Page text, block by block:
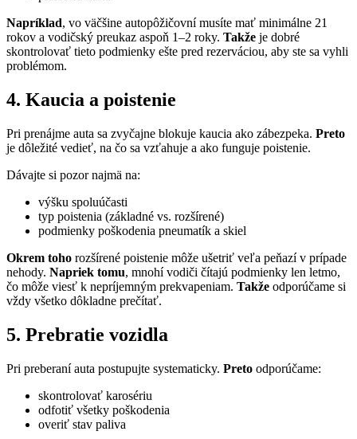
Napríklad, vo väčšine autopôžičovní musíte mať minimálne 21
rokov a vodičský preukaz aspoň 1–2 roky. Takže je dobré
skontrolovať tieto podmienky ešte pred rezerváciou, aby ste sa vyhli
problémom.
4. Kaucia a poistenie
Pri prenájme auta sa zvyčajne blokuje kaucia ako zábezpeka. Preto
je dôležité vedieť, na čo sa vzťahuje a ako funguje poistenie.
Dávajte si pozor najmä na:
výšku spoluúčasti
typ poistenia (základné vs. rozšírené)
podmienky poškodenia pneumatík a skiel
Okrem toho rozšírené poistenie môže ušetriť veľa peňazí v prípade
nehody. Napriek tomu, mnohí vodiči čítajú podmienky len letmo,
čo môže viesť k nepríjemným prekvapeniam. Takže odporúčame si
vždy všetko dôkladne prečítať.
5. Prebratie vozidla
Pri preberaní auta postupujte systematicky. Preto odporúčame:
skontrolovať karosériu
odfotiť všetky poškodenia
overiť stav paliva